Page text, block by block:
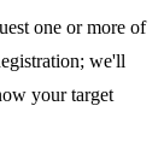
one or more of
we'll
your target